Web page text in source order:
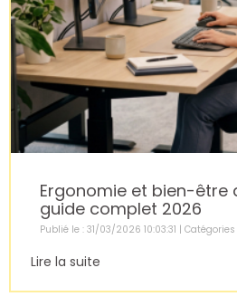
Ergonomie et bien-être
guide complet 2026
Publié le : 31/03/2026 10:03:31 | Catégories
Lire la suite